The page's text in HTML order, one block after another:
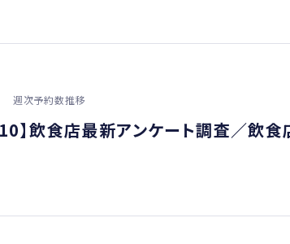
週次予約数推移
飲食店最新アンケート調査／飲食